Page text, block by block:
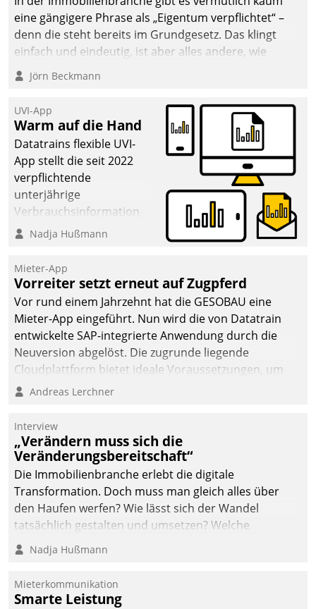
eine gängigere Phrase als „Eigentum verpflichtet“ –
denn die steht bereits im Grundgesetz. Das klingt
einfach und eindeutig, ist aber alles andere, wie
Branchenbeschäftigte wissen. Denn mit der
Verantwortung folgen Verpflichtungen.
Jörn Beckmann
UVI-App
Warm auf die Hand
Datatrains flexible UVI-
App stellt die seit 2022
verpflichtende
unterjährige
Verbrauchsinformation
schnell, zuverlässig und
Die monatlichen
Mitteilungen zum
Heizungs- und
Wasserverbrauch gehen
automatisiert, vollständig
und auf Wunsch über
mehrere zuvor
Kommunikationswege bei
Nadja Hußmann
Mieter-App
Vorreiter setzt erneut auf Zugpferd
Vor rund einem Jahrzehnt hat die GESOBAU eine
Mieter-App eingeführt. Nun wird die von Datatrain
entwickelte SAP-integrierte Anwendung durch die
Neuversion abgelöst. Die zugrunde liegende
Cloudplattform bietet ideale Voraussetzungen, um
die Funktionalität der App zu erweitern und weitere
integrieren.
Andreas Lerchner
Interview
„Verändern muss sich die
Veränderungsbereitschaft“
Die Immobilienbranche erlebt die digitale
Transformation. Doch muss man gleich alles über
den Haufen werfen? Wie lässt sich der Wandel
tatsächlich gestalten und umsetzen? Welche
Argumente zählen wirklich?
Nadja Hußmann
Mieterkommunikation
Smarte Leistung